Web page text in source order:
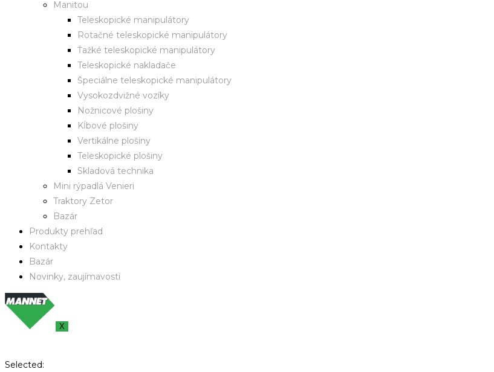
Manitou
Teleskopické manipulátory
Rotačné teleskopické manipulátory
Ťažké teleskopické manipulátory
Teleskopické nakladače
Špeciálne teleskopické manipulátory
Vysokozdvižné vozíky
Nožnicové plošiny
Kĺbové plošiny
Vertikálne plošiny
Teleskopické plošiny
Skladová technika
Mini rýpadlá Venieri
Traktory Zetor
Bazár
Produkty prehľad
Kontakty
Bazár
Novinky, zaujímavosti
X
Selected: